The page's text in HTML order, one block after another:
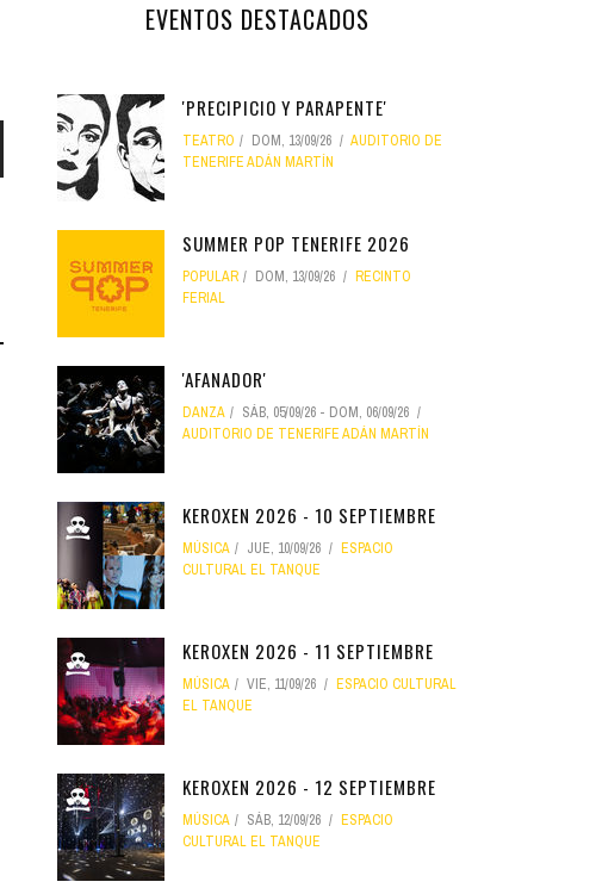
EVENTOS DESTACADOS
'PRECIPICIO Y PARAPENTE'
TEATRO DOM, 13/09/26
AUDITORIO DE
TENERIFE ADÁN MARTÍN
SUMMER POP TENERIFE 2026
POPULAR DOM, 13/09/26
RECINTO
FERIAL
'AFANADOR'
DANZA SÁB, 05/09/26 - DOM, 06/09/26
AUDITORIO DE TENERIFE ADÁN MARTÍN
KEROXEN 2026 - 10 SEPTIEMBRE
MÚSICA JUE, 10/09/26
ESPACIO
CULTURAL EL TANQUE
KEROXEN 2026 - 11 SEPTIEMBRE
MÚSICA VIE, 11/09/26
ESPACIO CULTURAL
EL TANQUE
KEROXEN 2026 - 12 SEPTIEMBRE
MÚSICA SÁB, 12/09/26
ESPACIO
CULTURAL EL TANQUE